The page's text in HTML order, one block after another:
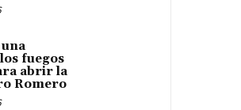
fuegos
abrir la
Romero